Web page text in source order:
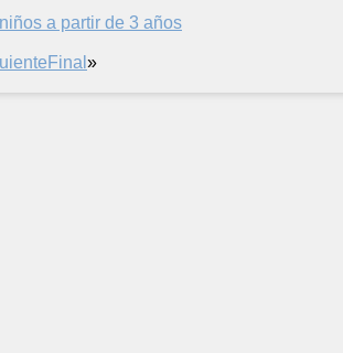
niños a partir de 3 años
Final »